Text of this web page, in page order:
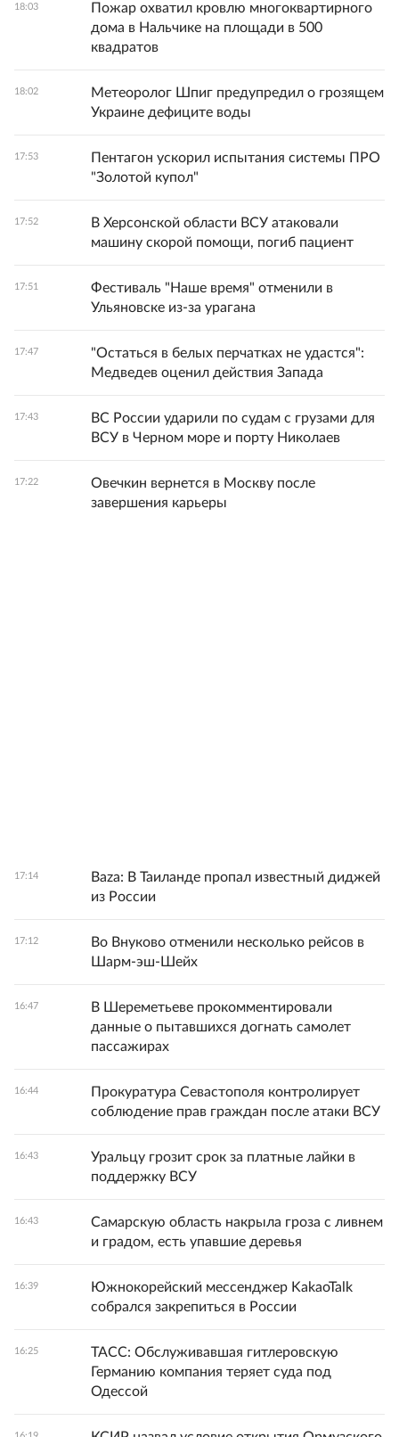
18:03
Пожар охватил кровлю многоквартирного
дома в Нальчике на площади в 500
квадратов
18:02
Метеоролог Шпиг предупредил о грозящем
Украине дефиците воды
17:53
Пентагон ускорил испытания системы ПРО
"Золотой купол"
17:52
В Херсонской области ВСУ атаковали
машину скорой помощи, погиб пациент
17:51
Фестиваль "Наше время" отменили в
Ульяновске из-за урагана
17:47
"Остаться в белых перчатках не удастся":
Медведев оценил действия Запада
17:43
ВС России ударили по судам с грузами для
ВСУ в Черном море и порту Николаев
17:22
Овечкин вернется в Москву после
завершения карьеры
17:14
Baza: В Таиланде пропал известный диджей
из России
17:12
Во Внуково отменили несколько рейсов в
Шарм-эш-Шейх
16:47
В Шереметьеве прокомментировали
данные о пытавшихся догнать самолет
пассажирах
16:44
Прокуратура Севастополя контролирует
соблюдение прав граждан после атаки ВСУ
16:43
Уральцу грозит срок за платные лайки в
поддержку ВСУ
16:43
Самарскую область накрыла гроза с ливнем
и градом, есть упавшие деревья
16:39
Южнокорейский мессенджер KakaoTalk
собрался закрепиться в России
16:25
ТАСС: Обслуживавшая гитлеровскую
Германию компания теряет суда под
Одессой